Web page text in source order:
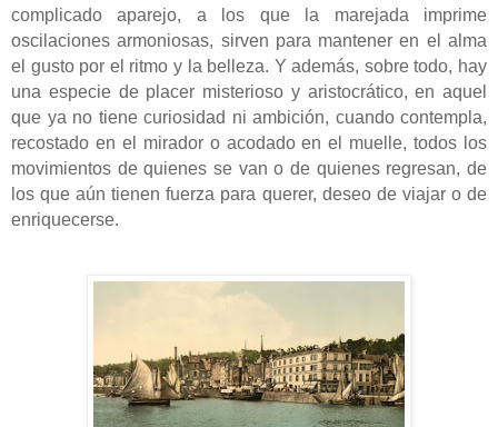
complicado aparejo, a los que la marejada imprime
oscilaciones armoniosas, sirven para mantener en el alma
el gusto por el ritmo y la belleza. Y además, sobre todo, hay
una especie de placer misterioso y aristocrático, en aquel
que ya no tiene curiosidad ni ambición, cuando contempla,
recostado en el mirador o acodado en el muelle, todos los
movimientos de quienes se van o de quienes regresan, de
los que aún tienen fuerza para querer, deseo de viajar o de
enriquecerse.